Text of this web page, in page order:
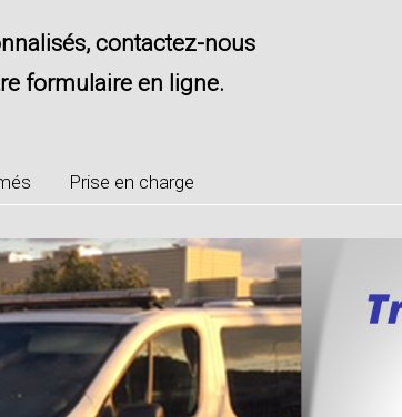
contactez-nous
formulaire en ligne.
Prise en charge